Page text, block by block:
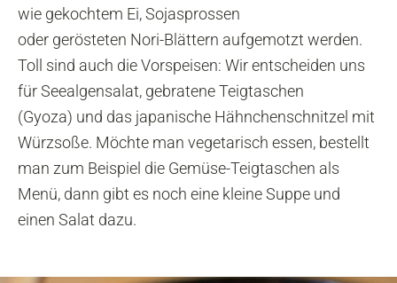
wie gekochtem Ei, Sojasprossen
oder gerösteten Nori-Blättern aufgemotzt werden.
Toll sind auch die Vorspeisen: Wir entscheiden uns
für Seealgensalat, gebratene Teigtaschen
(Gyoza) und das japanische Hähnchenschnitzel mit
Würzsoße. Möchte man vegetarisch essen, bestellt
man zum Beispiel die Gemüse-Teigtaschen als
Menü, dann gibt es noch eine kleine Suppe und
einen Salat dazu.